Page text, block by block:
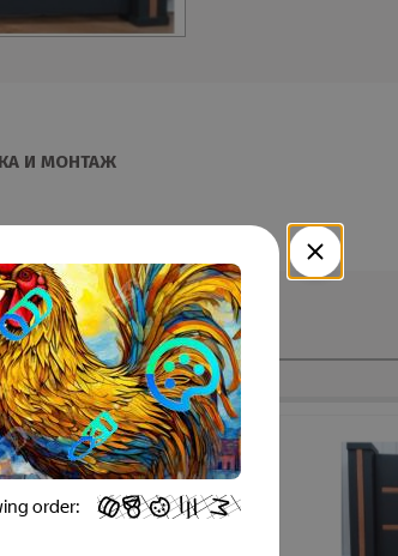
И МОНТАЖ
также